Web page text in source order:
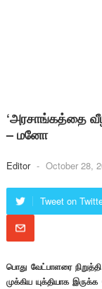
‘அரசாங்கத்தை
– மனோ
Editor - October 28,
Tweet on
பொது வேட்பாளரை
முக்கிய யுக்தியாக